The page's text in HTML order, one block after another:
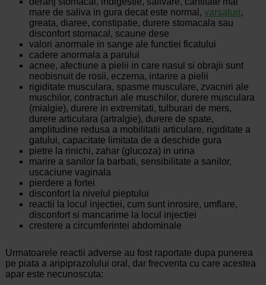
mare de saliva in gura decat este normal, varsaturi,
greata, diaree, constipatie, durere stomacala sau
disconfort stomacal, scaune dese
valori anormale in sange ale functiei ficatului
cadere anormala a parului
acnee, afectiune a pielii in care nasul si obrajii sunt
neobisnuit de rosii, eczema, intarire a pielii
rigiditate musculara, spasme musculare, zvacniri ale
muschilor, contracturi ale muschilor, durere musculara
(mialgie), durere in extremitati, tulburari de mers,
durere articulara (artralgie), durere de spate,
amplitudine redusa a mobilitatii articulare, rigiditate a
gatului, capacitate limitata de a deschide gura
pietre la rinichi, zahar (glucoza) in urina
marire a sanilor la barbati, sensibilitate a sanilor,
uscaciune vaginala
pierdere a fortei
disconfort la nivelul pieptului
reactii la locul injectiei, cum sunt inrosire, umflare,
disconfort si mancarime la locul injectiei
crestere a circumferintei abdominale
Urmatoarele reactii adverse au fost raportate dupa punerea
pe piata a aripiprazolului oral, dar frecventa cu care acestea
apar este necunoscuta: